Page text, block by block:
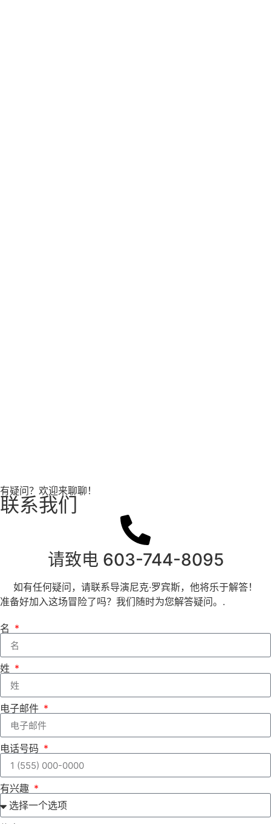
有疑问？欢迎来聊聊！
联系我们
请致电 603-744-8095
如有任何疑问，请联系导演尼克·罗宾斯，他将乐于解答！
准备好加入这场冒险了吗？我们随时为您解答疑问。.
名
姓
电子邮件
电话号码
有兴趣